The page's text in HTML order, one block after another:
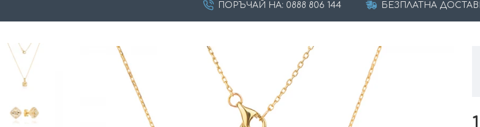
ПОРЪЧАЙ НА: 0888 806 144 БЕЗПЛАТНА